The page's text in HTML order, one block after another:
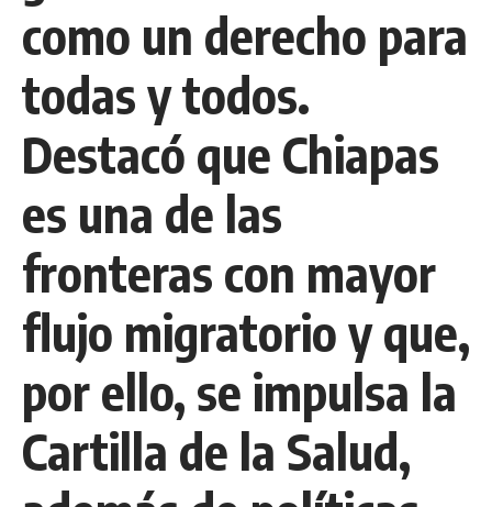
como un derecho para
todas y todos.
Destacó que Chiapas
es una de las
fronteras con mayor
flujo migratorio y que,
por ello, se impulsa la
Cartilla de la Salud,